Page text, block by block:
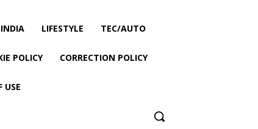
INDIA LIFESTYLE TEC/AUTO
POLICY CORRECTION POLICY
USE